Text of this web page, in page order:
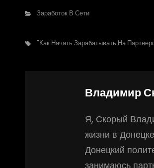
Заработок В Сети
"Как Начать Зарабатывать На
Владимир
Я, Скорый
жизни в
Донецкий
занимаюсь